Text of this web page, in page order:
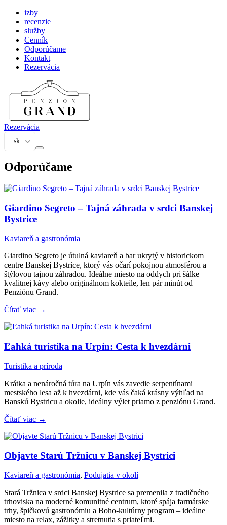
izby
recenzie
služby
Cenník
Odporúčame
Kontakt
Rezervácia
Rezervácia
sk
Odporúčame
Giardino Segreto – Tajná záhrada v srdci Banskej
Bystrice
Kaviareň a gastronómia
Giardino Segreto je útulná kaviareň a bar ukrytý v historickom
centre Banskej Bystrice, ktorý vás očarí pokojnou atmosférou a
štýlovou tajnou záhradou. Ideálne miesto na oddych pri šálke
kvalitnej kávy alebo originálnom kokteile, len pár minút od
Penziónu Grand.
Čítať viac →
Ľahká turistika na Urpín: Cesta k hvezdárni
Turistika a príroda
Krátka a nenáročná túra na Urpín vás zavedie serpentínami
mestského lesa až k hvezdárni, kde vás čaká krásny výhľad na
Banskú Bystricu a okolie, ideálny výlet priamo z penziónu Grand.
Čítať viac →
Objavte Starú Tržnicu v Banskej Bystrici
Kaviareň a gastronómia, Podujatia v okolí
Stará Tržnica v srdci Banskej Bystrice sa premenila z tradičného
trhoviska na moderné komunitné centrum, ktoré spája farmárske
trhy, špičkovú gastronómiu a Boho-kultúrny program – ideálne
miesto na relax, zážitky a stretnutia s priateľmi.